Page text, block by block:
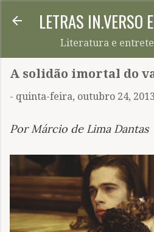
Pular para o
LETRAS IN.VERSO
Literatura e
A solidão imortal do
- quinta-feira, outubro 24, 2013
Por Márcio de Lima Dantas